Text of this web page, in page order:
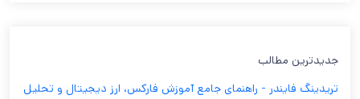
جدیدترین مطالب
تریدینگ فایندر - راهنمای جامع آموزش فارکس، ارز دیجیتال و تحلیل